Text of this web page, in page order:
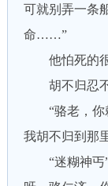
可就别弄一条
命……”
他怕死的很
胡不归忍不
“骆老，你赖
我胡不归到那
“迷糊神丐”